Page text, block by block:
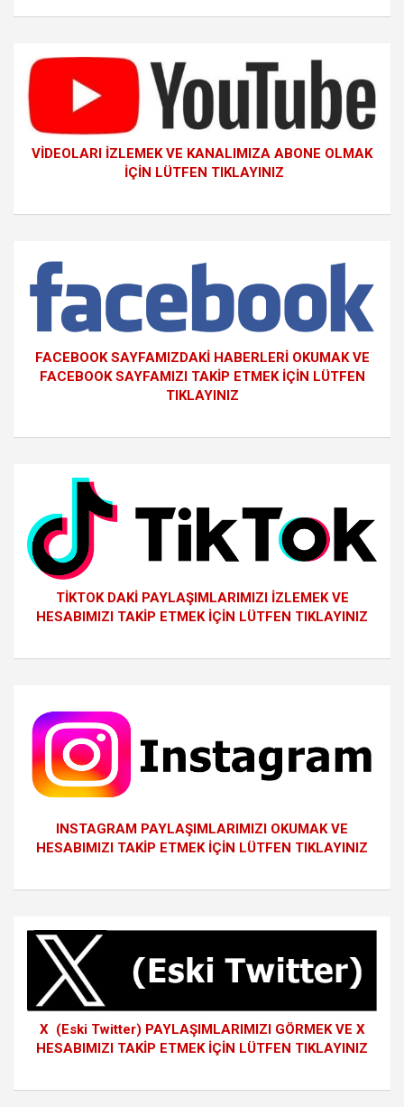
VİDEOLARI İZLEMEK VE KANALIMIZA ABONE OLMAK
İÇİN LÜTFEN TIKLAYINIZ
FACEBOOK SAYFAMIZDAKİ HABERLERİ OKUMAK VE
FACEBOOK SAYFAMIZI TAKİP ETMEK İÇİN LÜTFEN
TIKLAYINIZ
TİKTOK DAKİ PAYLAŞIMLARIMIZI İZLEMEK VE
HESABIMIZI TAKİP ETMEK İÇİN LÜTFEN TIKLAYINIZ
INSTAGRAM PAYLAŞIMLARIMIZI OKUMAK VE
HESABIMIZI TAKİP ETMEK İÇİN LÜTFEN TIKLAYINIZ
X (Eski Twitter) PAYLAŞIMLARIMIZI GÖRMEK VE X
HESABIMIZI TAKİP ETMEK İÇİN LÜTFEN TIKLAYINIZ